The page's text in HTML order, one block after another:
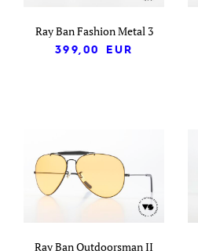
Ray Ban Fashion Metal 3
399,00
EUR
Ray Ban Outdoorsman II